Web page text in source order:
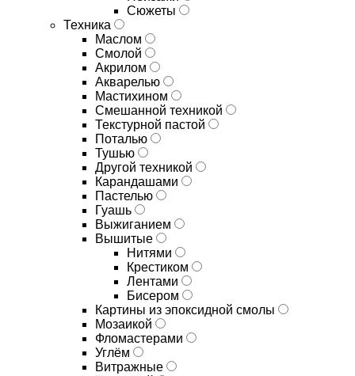
Сюжеты
Техника
Маслом
Смолой
Акрилом
Акварелью
Мастихином
Смешанной техникой
Текстурной пастой
Поталью
Тушью
Другой техникой
Карандашами
Пастелью
Гуашь
Выжиганием
Вышитые
Нитями
Крестиком
Лентами
Бисером
Картины из эпоксидной смолы
Мозаикой
Фломастерами
Углём
Витражные